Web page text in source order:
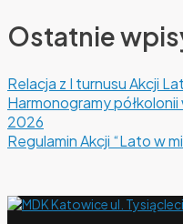
Ostatnie
Relacja z I turnusu Akcji
Harmonogramy półkolonii
2026
Regulamin Akcji “Lato w